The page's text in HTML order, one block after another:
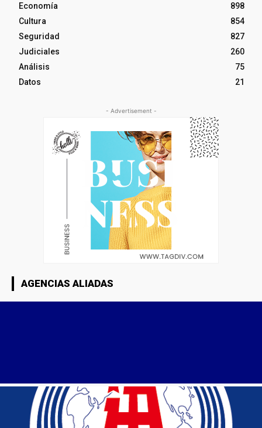
Economía
898
Cultura
854
Seguridad
827
Judiciales
260
Análisis
75
Datos
21
- Advertisement -
AGENCIAS ALIADAS